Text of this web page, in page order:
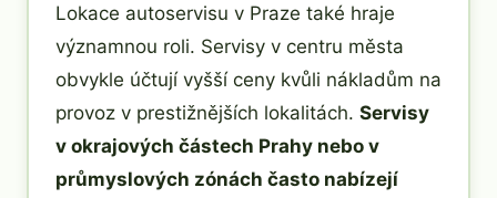
Lokace autoservisu v Praze také hraje
významnou roli. Servisy v centru města
obvykle účtují vyšší ceny kvůli nákladům na
provoz v prestižnějších lokalitách. Servisy
v okrajových částech Prahy nebo v
průmyslových zónách často nabízejí